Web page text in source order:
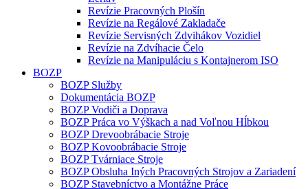
Revízie Pracovných Plošín
Revízie na Regálové Zakladače
Revízie Servisných Zdvihákov Vozidiel
Revízie na Zdvíhacie Čelo
Revízie na Manipuláciu s Kontajnerom ISO
BOZP
BOZP Služby
Dokumentácia BOZP
BOZP Vodiči a Doprava
BOZP Práca vo Výškach a nad Voľnou Hĺbkou
BOZP Drevoobrábacie Stroje
BOZP Kovoobrábacie Stroje
BOZP Tvárniace Stroje
BOZP Obsluha Iných Pracovných Strojov a Zariadení
BOZP Stavebníctvo a Montážne Práce